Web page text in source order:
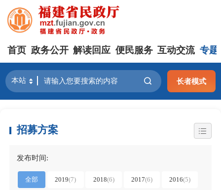
首页 政务公开 解读回应 便民服务 互动交流 专题
长者模式
招募方案
发布时间:
全部 2019(7) 2018(6) 2017(6) 2016(5)